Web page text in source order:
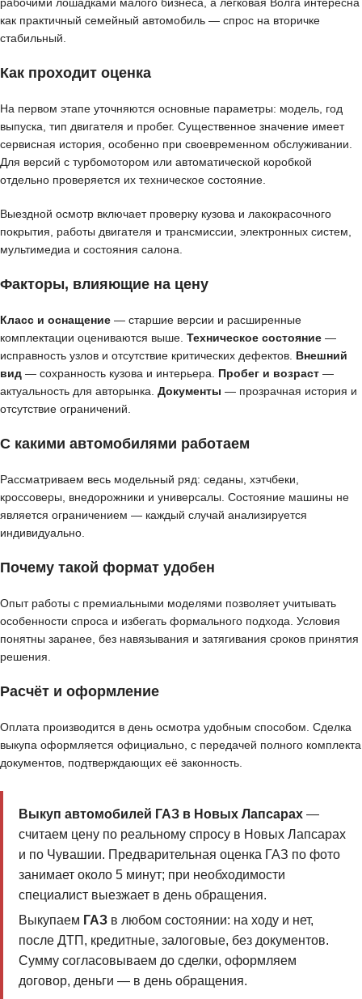
как практичный семейный автомобиль — спрос на вторичке
стабильный.
Как проходит оценка
На первом этапе уточняются основные параметры: модель, год
выпуска, тип двигателя и пробег. Существенное значение имеет
сервисная история, особенно при своевременном обслуживании.
Для версий с турбомотором или автоматической коробкой
отдельно проверяется их техническое состояние.
Выездной осмотр включает проверку кузова и лакокрасочного
покрытия, работы двигателя и трансмиссии, электронных систем,
мультимедиа и состояния салона.
Факторы, влияющие на цену
Класс и оснащение — старшие версии и расширенные
комплектации оцениваются выше. Техническое состояние —
исправность узлов и отсутствие критических дефектов. Внешний
вид — сохранность кузова и интерьера. Пробег и возраст —
актуальность для авторынка. Документы — прозрачная история и
отсутствие ограничений.
С какими автомобилями работаем
Рассматриваем весь модельный ряд: седаны, хэтчбеки,
кроссоверы, внедорожники и универсалы. Состояние машины не
является ограничением — каждый случай анализируется
индивидуально.
Почему такой формат удобен
Опыт работы с премиальными моделями позволяет учитывать
особенности спроса и избегать формального подхода. Условия
понятны заранее, без навязывания и затягивания сроков принятия
решения.
Расчёт и оформление
Оплата производится в день осмотра удобным способом. Сделка
выкупа оформляется официально, с передачей полного комплекта
документов, подтверждающих её законность.
Выкуп автомобилей ГАЗ в Новых Лапсарах—
считаем цену по реальному спросу в Новых Лапсарах
и по Чувашии. Предварительная оценка ГАЗ по фото
занимает около 5 минут; при необходимости
специалист выезжает в день обращения.
Выкупаем ГАЗв любом состоянии: на ходу и нет,
после ДТП, кредитные, залоговые, без документов.
Сумму согласовываем до сделки, оформляем
договор, деньги — в день обращения.